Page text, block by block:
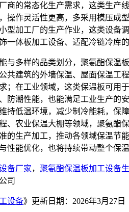
商的常态化生产需求，这类生产
操作灵活性更高，多采用模压成
型加工厂的生产作业，这类设备
一体板加工设备、适配冷链冷库
与多样的品类划分，聚氨酯保温
共建筑的外墙保温、屋面保温工
；在工业领域，这类保温板可用
防潮性能，也能满足工业生产的
持低温环境，减少制冷能耗，保
、农业保温大棚等领域，聚氨酯
的生产加工，推动各领域保温节
性能优化，也将持续带动整个保
备厂家， 聚氨酯保温板加工设备
司
设备》更新日期：2026年3月27日